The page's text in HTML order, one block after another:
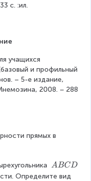
с. :ил.
учащихся
и профильный
– 5-е издание,
2008. – 288
прямых в
\
\
ABCD
Определите вид